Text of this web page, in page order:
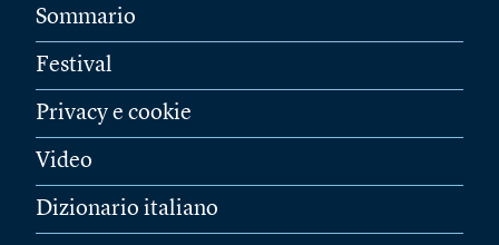
Sommario
Festival
Privacy e cookie
Video
Dizionario italiano